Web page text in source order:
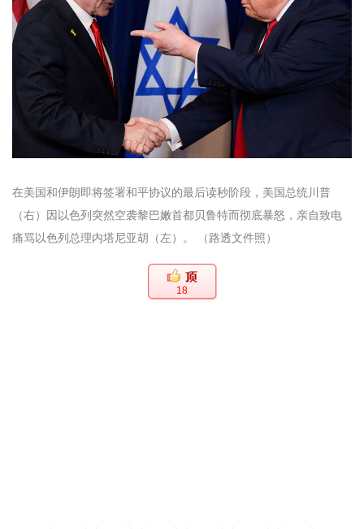
在美国和伊朗即将签署和平协议的最后读秒阶段，美国总统川普
（右）因以色列突然空袭黎巴嫩首都贝鲁特而彻底暴怒，亲自致电
痛骂以色列总理内塔尼亚胡（左）。 （路透文件照）
18